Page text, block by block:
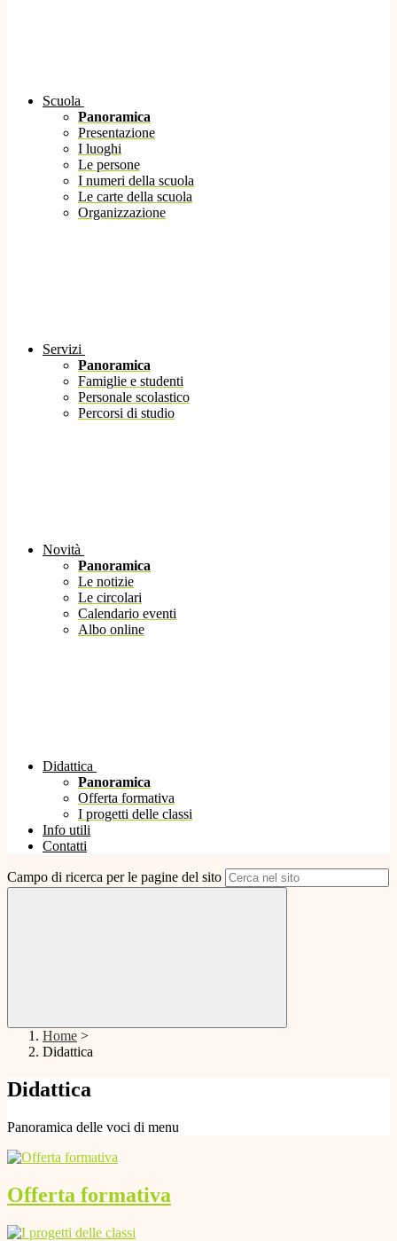
Scuola
Panoramica
Presentazione
I luoghi
Le persone
I numeri della scuola
Le carte della scuola
Organizzazione
Servizi
Panoramica
Famiglie e studenti
Personale scolastico
Percorsi di studio
Novità
Panoramica
Le notizie
Le circolari
Calendario eventi
Albo online
Didattica
Panoramica
Offerta formativa
I progetti delle classi
Info utili
Contatti
Campo di ricerca per le pagine del sito
Home >
Didattica
Didattica
Panoramica delle voci di menu
Offerta formativa